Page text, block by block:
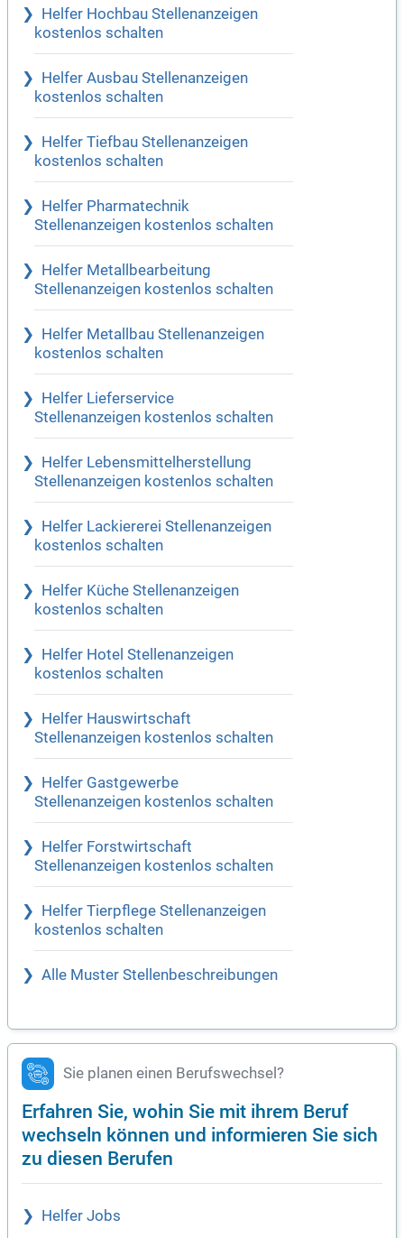
Helfer Hochbau Stellenanzeigen
kostenlos schalten
Helfer Ausbau Stellenanzeigen
kostenlos schalten
Helfer Tiefbau Stellenanzeigen
kostenlos schalten
Helfer Pharmatechnik
Stellenanzeigen kostenlos schalten
Helfer Metallbearbeitung
Stellenanzeigen kostenlos schalten
Helfer Metallbau Stellenanzeigen
kostenlos schalten
Helfer Lieferservice
Stellenanzeigen kostenlos schalten
Helfer Lebensmittelherstellung
Stellenanzeigen kostenlos schalten
Helfer Lackiererei Stellenanzeigen
kostenlos schalten
Helfer Küche Stellenanzeigen
kostenlos schalten
Helfer Hotel Stellenanzeigen
kostenlos schalten
Helfer Hauswirtschaft
Stellenanzeigen kostenlos schalten
Helfer Gastgewerbe
Stellenanzeigen kostenlos schalten
Helfer Forstwirtschaft
Stellenanzeigen kostenlos schalten
Helfer Tierpflege Stellenanzeigen
kostenlos schalten
Alle Muster Stellenbeschreibungen
Sie planen einen Berufswechsel?
Erfahren Sie, wohin Sie mit ihrem Beruf
wechseln können und informieren Sie sich
zu diesen Berufen
Helfer Jobs